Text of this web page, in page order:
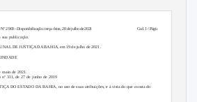
2.903 - Disponibilização: terça-feira, 20 de julho de 2021
sua publicação.
Cad. 1 / Página 18
DE JUSTIÇA DA BAHIA, em 19 de julho de 2021.
de 2021.
311, de 27 de junho de 2019
DO ESTADO DA BAHIA, no uso de suas atribuições, e à vista do que consta do